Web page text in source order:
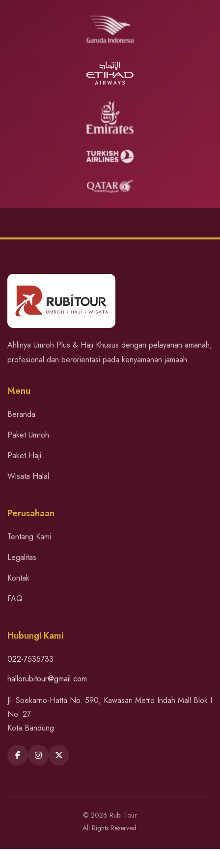
Ahlinya Umroh Plus & Haji Khusus dengan pelayanan amanah,
profesional dan berorientasi pada kenyamanan jamaah.
Menu
Beranda
Paket Umroh
Paket Haji
Wisata Halal
Perusahaan
Tentang Kami
Legalitas
Kontak
FAQ
Hubungi Kami
022-7535733
hallorubitour@gmail.com
Jl. Soekarno-Hatta No. 590, Kawasan Metro Indah Mall Blok I
No. 27
Kota Bandung
© 2026 Rubi Tour
All Rights Reserved.